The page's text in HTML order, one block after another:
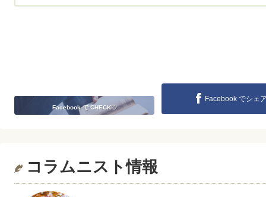
Facebook で CHECK♡
Facebook でシェ
コラムニスト情報